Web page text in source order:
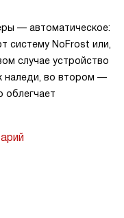
— автоматическое:
систему NoFrost или,
случае устройство
наледи, во втором —
облегчает